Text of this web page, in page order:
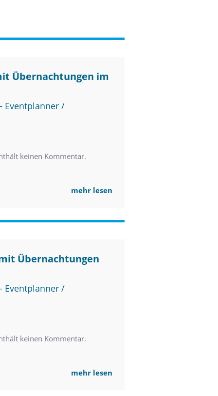
Übernachtungen im
Eventplanner /
keinen Kommentar.
mehr lesen
Übernachtungen
Eventplanner /
keinen Kommentar.
mehr lesen